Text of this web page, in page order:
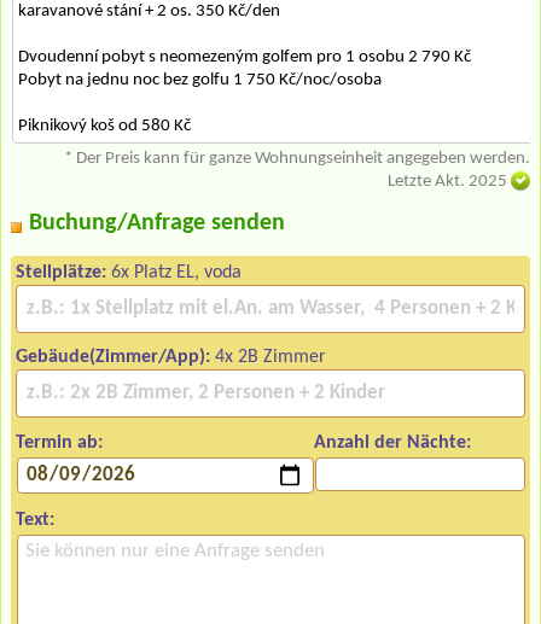
karavanové stání + 2 os. 350 Kč/den
Dvoudenní pobyt s neomezeným golfem pro 1 osobu 2 790 Kč
Pobyt na jednu noc bez golfu 1 750 Kč/noc/osoba
Piknikový koš od 580 Kč
* Der Preis kann für ganze Wohnungseinheit angegeben werden.
Letzte Akt. 2025
Buchung/Anfrage senden
Stellplätze: 6x Platz EL, voda
Gebäude(Zimmer/App): 4x 2B Zimmer
Termin ab: Anzahl der Nächte:
Text: